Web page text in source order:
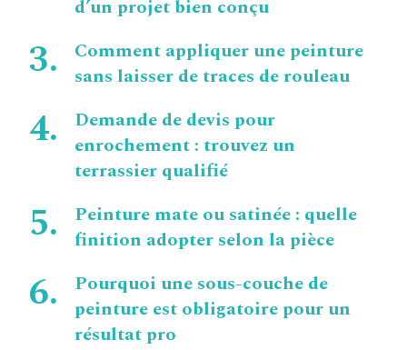
d’un projet bien conçu
Comment appliquer une peinture
sans laisser de traces de rouleau
Demande de devis pour
enrochement : trouvez un
terrassier qualifié
Peinture mate ou satinée : quelle
finition adopter selon la pièce
Pourquoi une sous-couche de
peinture est obligatoire pour un
résultat pro